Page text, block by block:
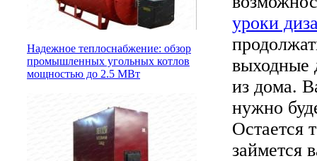
Надежное теплоснабжение: обзор
промышленных угольных котлов
мощностью до 2.5 МВт
уроки
выходные
из дома.
нужно
Остается
займется